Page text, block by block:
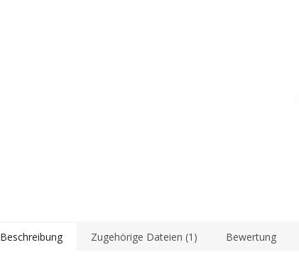
Beschreibung Zugehörige Dateien (1) Bewertung